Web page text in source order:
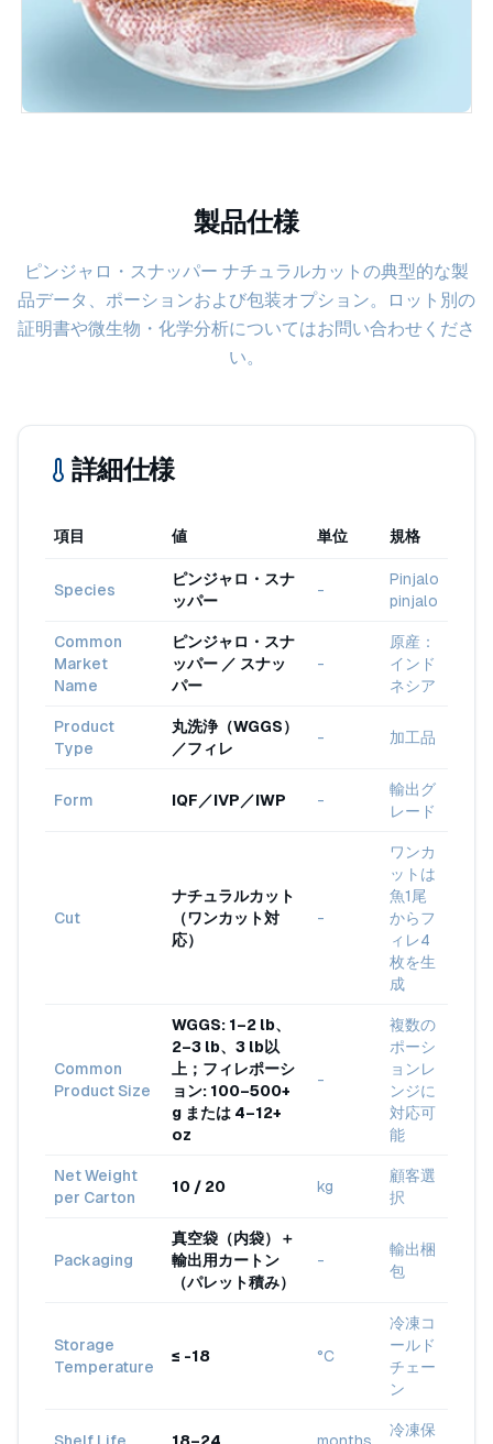
製品仕様
ピンジャロ・スナッパー ナチュラルカットの典型的な製
品データ、ポーションおよび包装オプション。ロット別の
証明書や微生物・化学分析についてはお問い合わせくださ
い。
詳細仕様
項目 値 単位 規格
Species
ピンジャロ・スナ
ッパー
-
Pinjalo
pinjalo
Common
Market
Name
ピンジャロ・スナ
ッパー ／ スナッ
パー
-
原産：
インド
ネシア
Product
Type
丸洗浄（WGGS）
／フィレ
- 加工品
Form IQF／IVP／IWP -
輸出グ
レード
Cut
ナチュラルカット
（ワンカット対
応）
-
ワンカ
ットは
魚1尾
からフ
ィレ4
枚を生
成
Common
Product Size
WGGS: 1–2 lb、
2–3 lb、3 lb以
上；フィレポーシ
ョン: 100–500+
g または 4–12+
oz
-
複数の
ポーシ
ョンレ
ンジに
対応可
能
Net Weight
per Carton
10 / 20 kg
顧客選
択
Packaging
真空袋（内袋）＋
輸出用カートン
（パレット積み）
-
輸出梱
包
Storage
Temperature
≤ -18 °C
冷凍コ
ールド
チェー
ン
冷凍保